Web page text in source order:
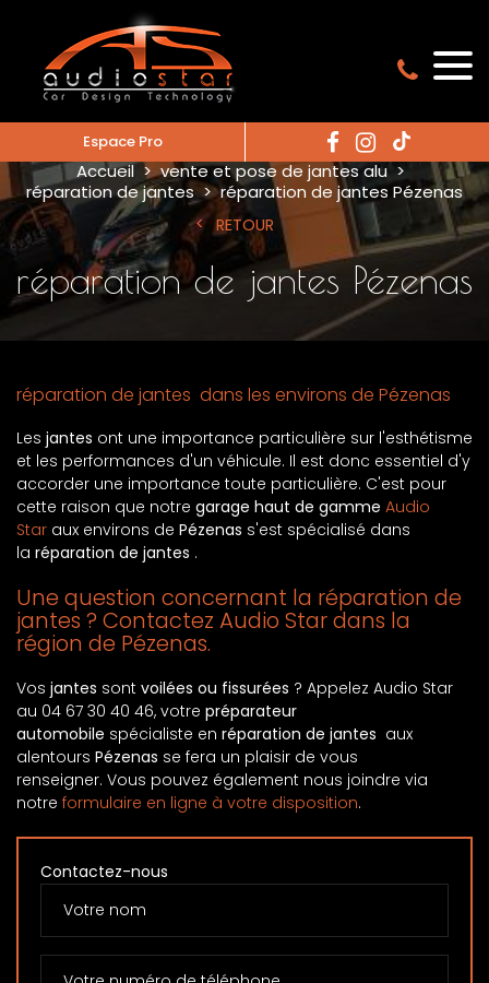
Espace Pro
Accueil
vente et pose de jantes alu
réparation de jantes
réparation de jantes Pézenas
RETOUR
réparation de jantes Pézenas
réparation de jantes dans les environs de Pézenas
Les jantes ont une importance particulière sur l'esthétisme
et les performances d'un véhicule. Il est donc essentiel d'y
accorder une importance toute particulière. C'est pour
cette raison que notre garage haut de gamme Audio
Star aux environs de Pézenas s'est spécialisé dans
la réparation de jantes .
Une question concernant la réparation de
jantes ? Contactez Audio Star dans la
région de Pézenas.
Vos jantes sont voilées ou fissurées ? Appelez Audio Star
au 04 67 30 40 46, votre préparateur
automobile spécialiste en réparation de jantes aux
alentours Pézenas se fera un plaisir de vous
renseigner. Vous pouvez également nous joindre via
notre formulaire en ligne à votre disposition.
Contactez-nous